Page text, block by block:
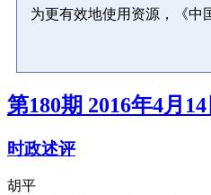
为更有效地使用资源，《中
第180期 2016年4月14
时政述评
胡平